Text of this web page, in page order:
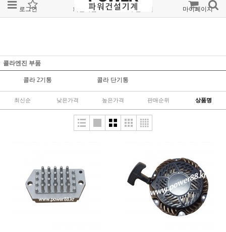
로그인 회원가입 주문조회 마이페이지
콜라엔진 부품
콜라 2기통 콜라 단기통
최신순 낮은가격 높은가격 판매순위 상품명